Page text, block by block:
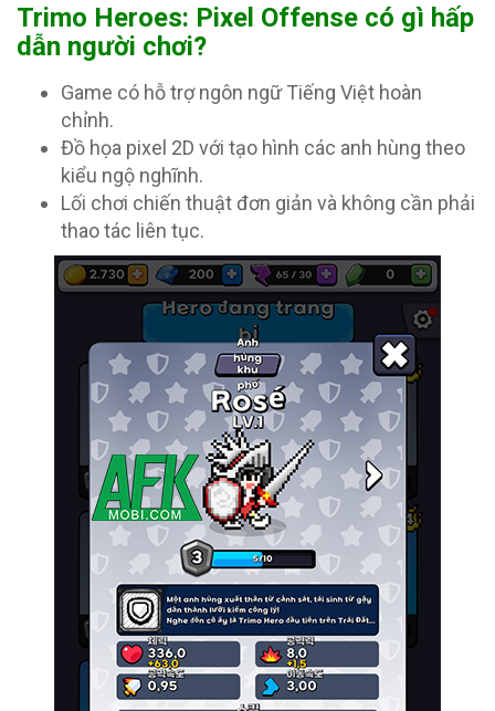
Trimo Heroes: Pixel Offense có gì hấp
dẫn người chơi?
Game có hỗ trợ ngôn ngữ Tiếng Việt hoàn
chỉnh.
Đồ họa pixel 2D với tạo hình các anh hùng theo
kiểu ngộ nghĩnh.
Lối chơi chiến thuật đơn giản và không cần phải
thao tác liên tục.